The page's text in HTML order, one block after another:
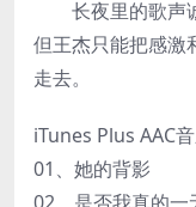
长夜里的歌声诚
但王杰只能把感激
走去。
iTunes Plus AAC
01、她的背影